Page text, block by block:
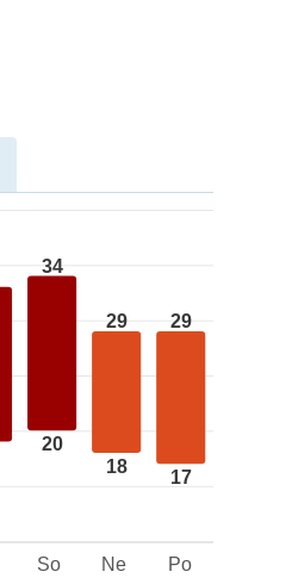
34
20
29
18
29
17
So Ne Po